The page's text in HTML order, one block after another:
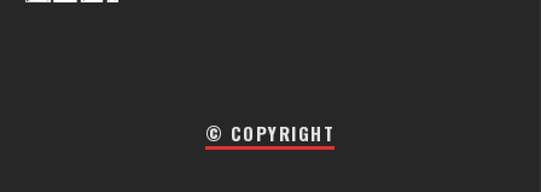
© COPYRIGHT